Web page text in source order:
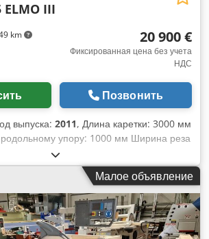
km
ELMO III
20 900 €
Фиксированная цена без учета
НДС
Позвонить
выпуска: 2011, Длина каретки: 3000 мм
упору: 1000 мм Ширина реза
3200 мм Глубина реза: 154 мм
Csdozdza Dopfx Algsrf Регулировка
/ позиционное управление
/ позиционное управление
упора: электрическая /
Регулировка поперечного упора:
Малое объявление